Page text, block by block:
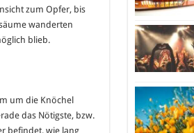
zum Opfer, bis
wanderten
blieb.
um die Knöchel
das Nötigste, bzw.
befindet, wie lang